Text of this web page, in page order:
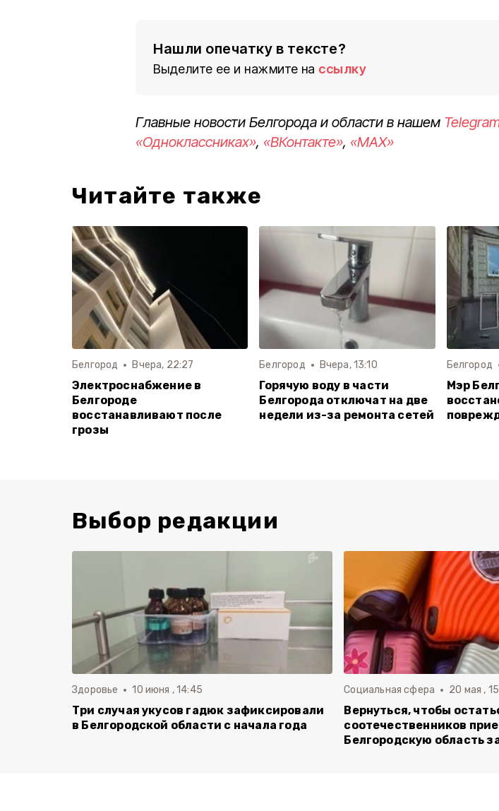
Нашли опечатку в тексте?
Выделите ее и нажмите на ссылку
Главные новости Белгорода и области в нашем
«Одноклассниках», «ВКонтакте», «MAX»
Читайте также
Белгород Вчера, 22:27
Электроснабжение в
Белгороде
восстанавливают после
грозы
Белгород Вчера, 13:10
Горячую воду в части
Белгорода отключат на две
недели из-за ремонта сетей
Белгород
Мэр
Выбор редакции
Здоровье 10 июня , 14:45
Три случая укусов гадюк зафиксировали
в Белгородской области с начала года
Социальная сфера 20 мая ,
Вернуться, чтобы
соотечественников
Белгородскую область